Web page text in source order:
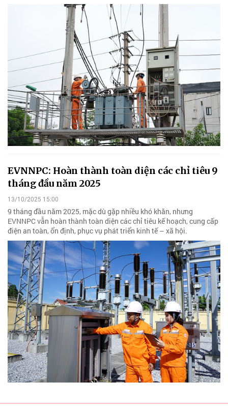
EVNNPC: Hoàn thành toàn diện các chỉ tiêu 9
tháng đầu năm 2025
13/10/2025 15:00
9 tháng đầu năm 2025, mặc dù gặp nhiều khó khăn, nhưng
EVNNPC vẫn hoàn thành toàn diện các chỉ tiêu kế hoạch, cung cấp
điện an toàn, ổn định, phục vụ phát triển kinh tế – xã hội.